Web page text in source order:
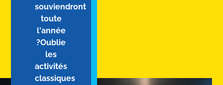
souviendront
toute
l'année
?Oublie
les
activités
classiques